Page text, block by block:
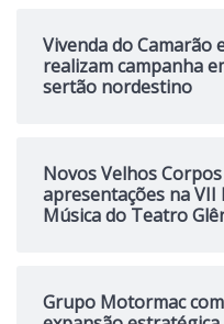
Vivenda do Camarão
realizam campanha
sertão nordestino
Novos Velhos
apresentações na VII
Música do Teatro
Grupo Motormac